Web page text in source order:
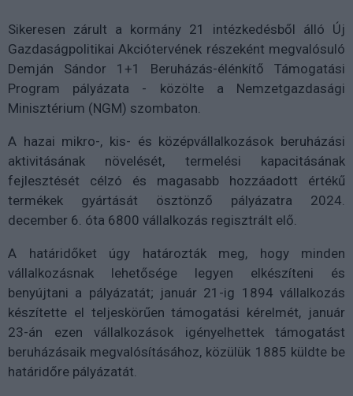
Sikeresen zárult a kormány 21 intézkedésből álló Új
Gazdaságpolitikai Akciótervének részeként megvalósuló
Demján Sándor 1+1 Beruházás-élénkítő Támogatási
Program pályázata - közölte a Nemzetgazdasági
Minisztérium (NGM) szombaton.
A hazai mikro-, kis- és középvállalkozások beruházási
aktivitásának növelését, termelési kapacitásának
fejlesztését célzó és magasabb hozzáadott értékű
termékek gyártását ösztönző pályázatra 2024.
december 6. óta 6800 vállalkozás regisztrált elő.
A határidőket úgy határozták meg, hogy minden
vállalkozásnak lehetősége legyen elkészíteni és
benyújtani a pályázatát; január 21-ig 1894 vállalkozás
készítette el teljeskörűen támogatási kérelmét, január
23-án ezen vállalkozások igényelhettek támogatást
beruházásaik megvalósításához, közülük 1885 küldte be
határidőre pályázatát.